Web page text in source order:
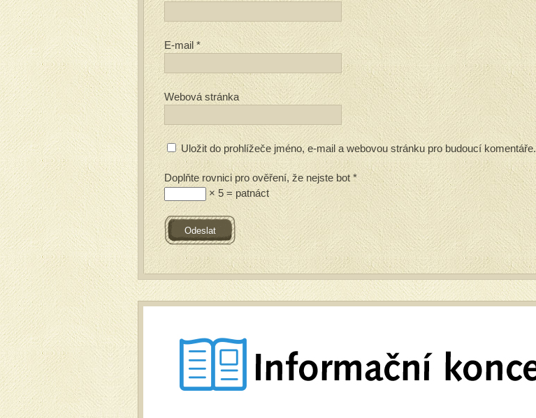
E-mail *
Webová stránka
Uložit do prohlížeče jméno, e-mail a webovou stránku pro budoucí komentáře.
Doplňte rovnici pro ověření, že nejste bot *
× 5 = patnáct